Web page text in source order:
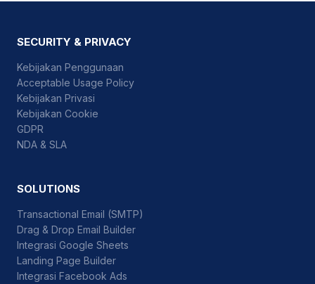
SECURITY & PRIVACY
Kebijakan Penggunaan
Acceptable Usage Policy
Kebijakan Privasi
Kebijakan Cookie
GDPR
NDA & SLA
SOLUTIONS
Transactional Email (SMTP)
Drag & Drop Email Builder
Integrasi Google Sheets
Landing Page Builder
Integrasi Facebook Ads